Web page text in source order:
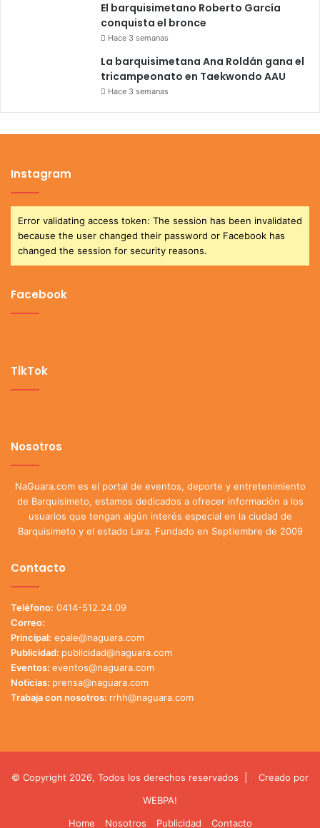
El barquisimetano Roberto García
conquista el bronce
Hace 3 semanas
La barquisimetana Ana Roldán gana el
tricampeonato en Taekwondo AAU
Hace 3 semanas
Instagram
Error validating access token: The session has been invalidated
because the user changed their password or Facebook has
changed the session for security reasons.
Facebook
TikTok
Nosotros
NaGuara.com es el portal de eventos, deporte y entretenimiento
de Barquisimeto, estamos dedicados a ofrecer información a los
usuarios que tengan algún interés especial en la ciudad de
Barquisimeto y el estado Lara. Fundado en Septiembre de 2009
Contacto
Teléfono: 0414-512.24.09
Correo:
Principal: epale@naguara.com
Publicidad: publicidad@naguara.com
Eventos: eventos@naguara.com
Noticias: prensa@naguara.com
Trabaja con nosotros: rrhh@naguara.com
© Copyright 2026, Todos los derechos reservados |
Creado por
WEBPA!
Home
Nosotros Publicidad Contacto